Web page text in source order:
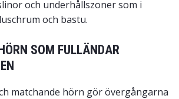
och underhållszoner som i
och bastu.
SOM FULLÄNDAR
matchande hörn gör övergångarna